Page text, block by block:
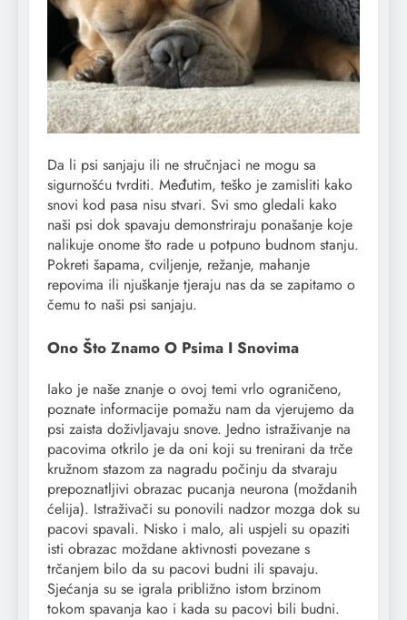
Da li psi sanjaju ili ne stručnjaci ne mogu sa
sigurnošću tvrditi. Međutim, teško je zamisliti kako
snovi kod pasa nisu stvari. Svi smo gledali kako
naši psi dok spavaju demonstriraju ponašanje koje
nalikuje onome što rade u potpuno budnom stanju.
Pokreti šapama, cviljenje, režanje, mahanje
repovima ili njuškanje tjeraju nas da se zapitamo o
čemu to naši psi sanjaju.
Ono Što Znamo O Psima I Snovima
Iako je naše znanje o ovoj temi vrlo ograničeno,
poznate informacije pomažu nam da vjerujemo da
psi zaista doživljavaju snove. Jedno istraživanje na
pacovima otkrilo je da oni koji su trenirani da trče
kružnom stazom za nagradu počinju da stvaraju
prepoznatljivi obrazac pucanja neurona (moždanih
ćelija). Istraživači su ponovili nadzor mozga dok su
pacovi spavali. Nisko i malo, ali uspjeli su opaziti
isti obrazac moždane aktivnosti povezane s
trčanjem bilo da su pacovi budni ili spavaju.
Sjećanja su se igrala približno istom brzinom
tokom spavanja kao i kada su pacovi bili budni.